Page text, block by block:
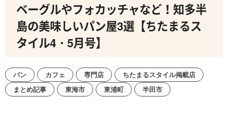
ベーグルやフォカッチャなど！知多半
島の美味しいパン屋3選【ちたまるス
タイル4・5月号】
パン カフェ 専門店
ちたまるスタイル掲載店
まとめ記事
東海市 東浦町 半田市